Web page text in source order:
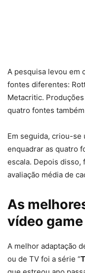
A pesquisa levou em
fontes diferentes:
Metacritic.
quatro fontes
Em seguida, criou-se
enquadrar as quatro
escala. Depois disso,
avaliação média de
As
vídeo
A melhor adaptação
ou de TV foi a série “